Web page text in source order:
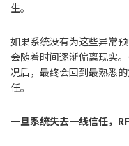
生。
如果系统没有为这些异常
会随着时间逐渐偏离现实
况后，最终会回到最熟悉
任。
一旦系统失去一线信任，